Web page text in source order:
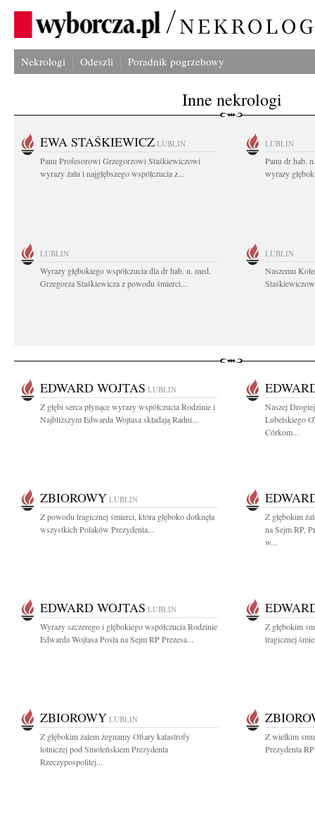
Nekrologi Odeszli Poradnik pogrzebowy
Inne nekrologi
EWA STAŚKIEWICZ LUBLIN
Panu Profesorowi Grzegorzowi Staśkiewiczowi
wyrazy żalu i najgłębszego współczucia z...
LUBLIN
Panu dr hab.
wyrazy
LUBLIN
Wyrazy głębokiego współczucia dla dr hab. n. med.
Grzegorza Staśkiewicza z powodu śmierci...
LUBLIN
Naszemu
EDWARD WOJTAS LUBLIN
Z głębi serca płynące wyrazy współczucia Rodzinie i
Najbliższym Edwarda Wojtasa składają Radni...
Naszej
Lubelskiego
Córkom...
ZBIOROWY LUBLIN
Z powodu tragicznej śmierci, która głęboko dotknęła
wszystkich Polaków Prezydenta...
Z głębokim
na Sejm RP,
w...
EDWARD WOJTAS LUBLIN
Wyrazy szczerego i głębokiego współczucia Rodzinie
Edwarda Wojtasa Posła na Sejm RP Prezesa...
Z głębokim
tragicznej
ZBIOROWY LUBLIN
Z głębokim żalem żegnamy Ofiary katastrofy
lotniczej pod Smoleńskiem Prezydenta
Rzeczypospolitej...
Z wielkim
Prezydenta